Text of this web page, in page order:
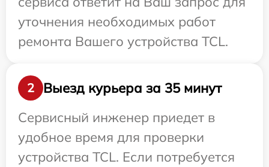
уточнения необходимых работ
ремонта Вашего устройства TCL.
2
Выезд курьера за 35 минут
Сервисный инженер приедет в
удобное время для проверки
устройства TCL. Если потребуется